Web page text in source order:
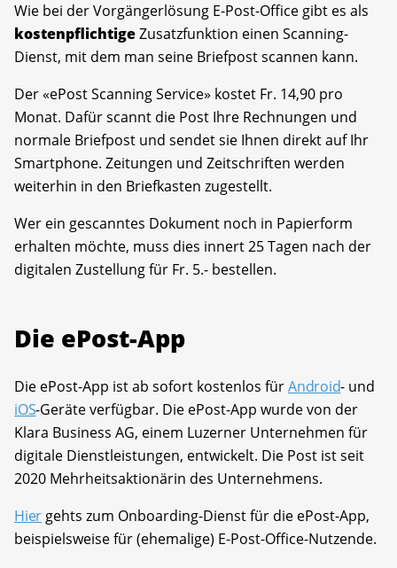
Wie bei der Vorgängerlösung E-Post-Office gibt es als
kostenpflichtigeZusatzfunktion einen Scanning-
Dienst, mit dem man seine Briefpost scannen kann.
Der «ePost Scanning Service» kostet Fr. 14,90 pro
Monat. Dafür scannt die Post Ihre Rechnungen und
normale Briefpost und sendet sie Ihnen direkt auf Ihr
Smartphone. Zeitungen und Zeitschriften werden
weiterhin in den Briefkasten zugestellt.
Wer ein gescanntes Dokument noch in Papierform
erhalten möchte, muss dies innert 25 Tagen nach der
digitalen Zustellung für Fr. 5.- bestellen.
Die ePost-App
Die ePost-App ist ab sofort kostenlos fürAndroid- und
iOS-Geräte verfügbar. Die ePost-App wurde von der
Klara Business AG, einem Luzerner Unternehmen für
digitale Dienstleistungen, entwickelt. Die Post ist seit
2020 Mehrheitsaktionärin des Unternehmens.
Hiergehts zum Onboarding-Dienst für die ePost-App,
beispielsweise für (ehemalige) E-Post-Office-Nutzende.